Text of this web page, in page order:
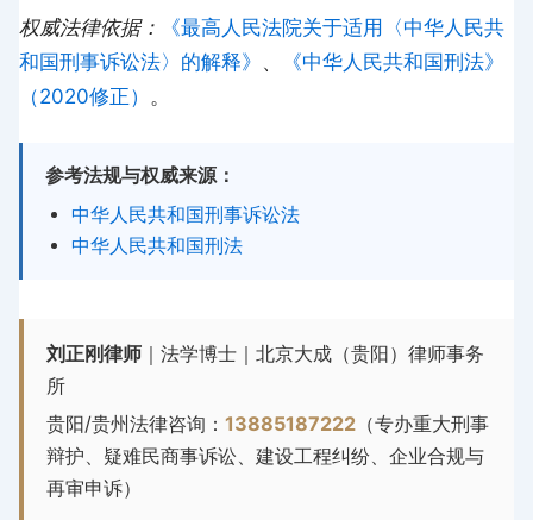
权威法律依据：
《最高人民法院关于适用〈中华人民共
和国刑事诉讼法〉的解释》 、
《中华人民共和国刑法》
（2020修正） 。
参考法规与权威来源：
中华人民共和国刑事诉讼法
中华人民共和国刑法
刘正刚律师 ｜法学博士｜北京大成（贵阳）律师事务
所
贵阳/贵州法律咨询：13885187222 （专办重大刑事
辩护、疑难民商事诉讼、建设工程纠纷、企业合规与
再审申诉）